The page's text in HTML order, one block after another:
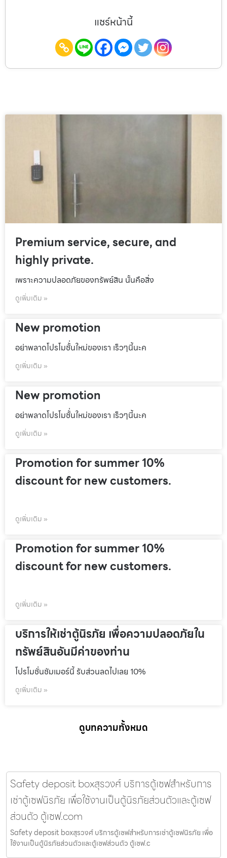
แชร์หน้านี้
Premium service, secure, and
highly private.
เพราะความปลอดภัยของทรัพย์สิน นั้นคือสิ่ง
ดูเพิ่มเติม »
New promotion
อย่าพลาดโปรโมชั้่นใหม่ของเรา เร็วๆนี้นะค
ดูเพิ่มเติม »
New promotion
อย่าพลาดโปรโมชั้่นใหม่ของเรา เร็วๆนี้นะค
ดูเพิ่มเติม »
Promotion for summer 10%
discount for new customers.
ดูเพิ่มเติม »
Promotion for summer 10%
discount for new customers.
ดูเพิ่มเติม »
บริการให้เช่าตู้นิรภัย เพื่อความปลอดภัยใน
ทรัพย์สินอันมีค่าของท่าน
โปรโมชั่นชัมเมอร์นี้ รับส่วนลดไปเลย 10%
ดูเพิ่มเติม »
ดูบทความทั้งหมด
Safety deposit boxสุรวงศ์ บริการตู้เซฟสำหรับการ
เช่าตู้เซฟนิรภัย เพื่อใช้งานเป็นตู้นิรภัยส่วนตัวและตู้เซฟ
ส่วนตัว ตู้เซฟ.com
Safety deposit boxสุรวงศ์ บริการตู้เซฟสำหรับการเช่าตู้เซฟนิรภัย เพื่อ
ใช้งานเป็นตู้นิรภัยส่วนตัวและตู้เซฟส่วนตัว ตู้เซฟ.c